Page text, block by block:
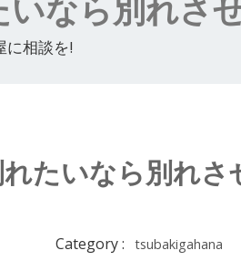
なら別れさ
に相談を!
たいなら別れさ
Category : tsubakigahana